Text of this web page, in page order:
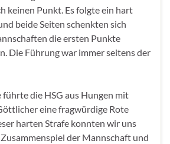
keinen Punkt. Es folgte ein hart
beide Seiten schenkten sich
die ersten Punkte
Die Führung war immer seitens der
die HSG aus Hungen mit
eine fragwürdige Rote
harten Strafe konnten wir uns
der Mannschaft und